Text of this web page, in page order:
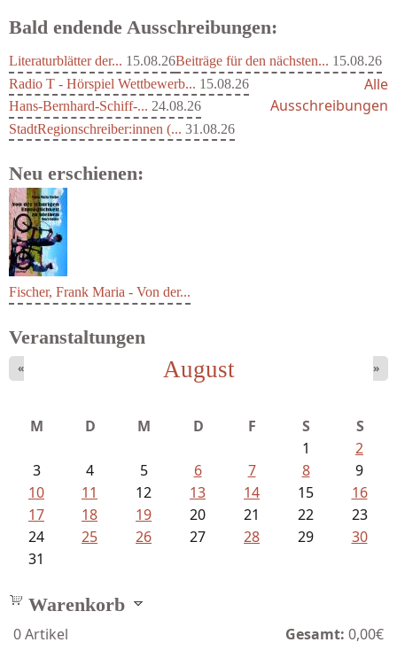
Bald endende Ausschreibungen:
Literaturblätter der... 15.08.26Beiträge für den nächsten... 15.08.26
Radio T - Hörspiel Wettbewerb... 15.08.26
Hans-Bernhard-Schiff-... 24.08.26
StadtRegionschreiber:innen (... 31.08.26
Alle
Ausschreibungen
Neu erschienen:
Fischer, Frank Maria - Von der...
Veranstaltungen
August
« »
M D M D F S
S
1
2
3
4 5 6 7 8
9
10
11 12 13 14 15
16
17
18 19 20 21 22
23
24
25 26 27 28 29
30
31
Warenkorb
0Artikel Gesamt: 0,00€